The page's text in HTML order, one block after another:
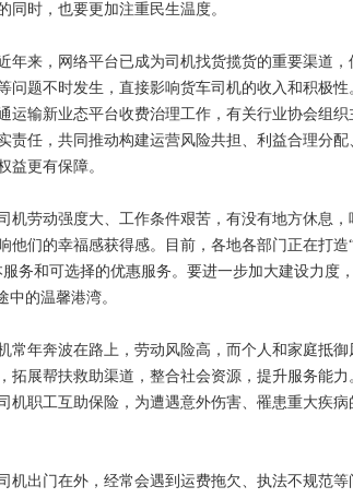
时，也要更加注重民生温度。
年来，网络平台已成为司机找货揽货的重要渠道，
问题不时发生，直接影响货车司机的收入和积极性
运输新业态平台收费治理工作，有关行业协会组织
责任，共同推动构建运营风险共担、利益合理分配
益更有保障。
机劳动强度大、工作条件艰苦，有没有地方休息，
他们的幸福感获得感。目前，各地各部门正在打造
务和可选择的优惠服务。要进一步加大建设力度
中的温馨港湾。
常年奔波在路上，劳动风险高，而个人和家庭抵御
拓展帮扶救助渠道，整合社会资源，提升服务能力
机职工互助保险，为遭遇意外伤害、罹患重大疾病
机出门在外，经常会遇到运费拖欠、执法不规范等